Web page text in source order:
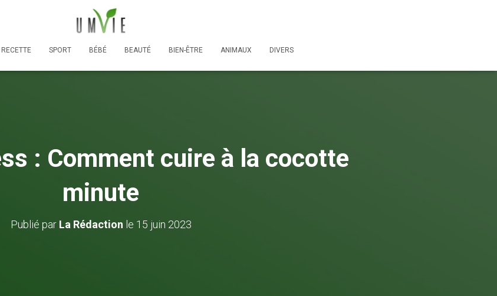
RECETTE SPORT BÉBÉ BEAUTÉ BIEN-ÊTRE ANIMAUX DIVERS
: Comment cuire à la cocotte
minute
Publié par La Rédaction le 15 juin 2023